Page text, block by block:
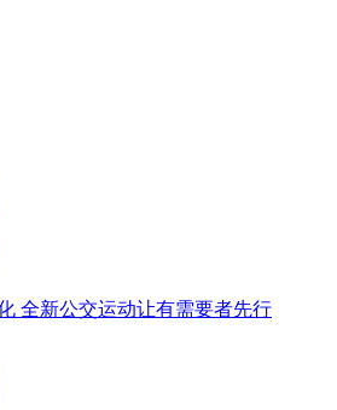
全新公交运动让有需要者先行